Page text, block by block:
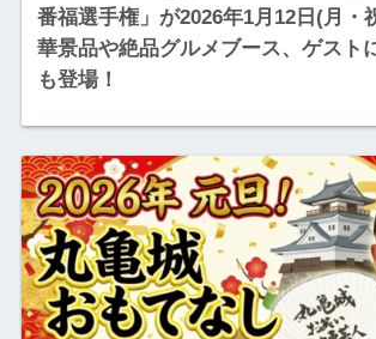
番福選手権」が2026年1月12日(月・
華景品や絶品グルメブース、ゲスト
も登場！